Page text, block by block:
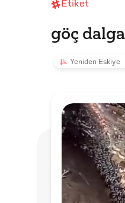
Etiket
göç
Yeniden Eskiye